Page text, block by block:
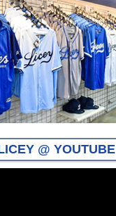
@ YOUTUBE